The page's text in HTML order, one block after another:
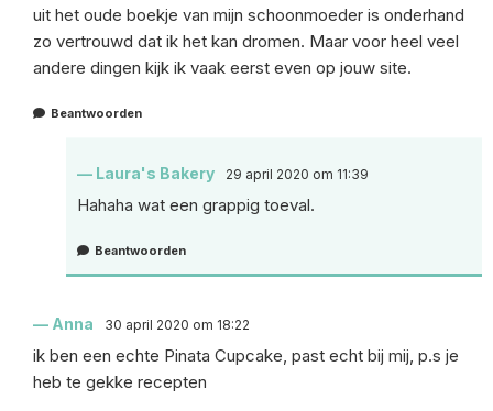
uit het oude boekje van mijn schoonmoeder is onderhand
zo vertrouwd dat ik het kan dromen. Maar voor heel veel
andere dingen kijk ik vaak eerst even op jouw site.
Beantwoorden
Laura's Bakery 29 april 2020 om 11:39
Hahaha wat een grappig toeval.
Beantwoorden
Anna 30 april 2020 om 18:22
ik ben een echte Pinata Cupcake, past echt bij mij, p.s je
heb te gekke recepten